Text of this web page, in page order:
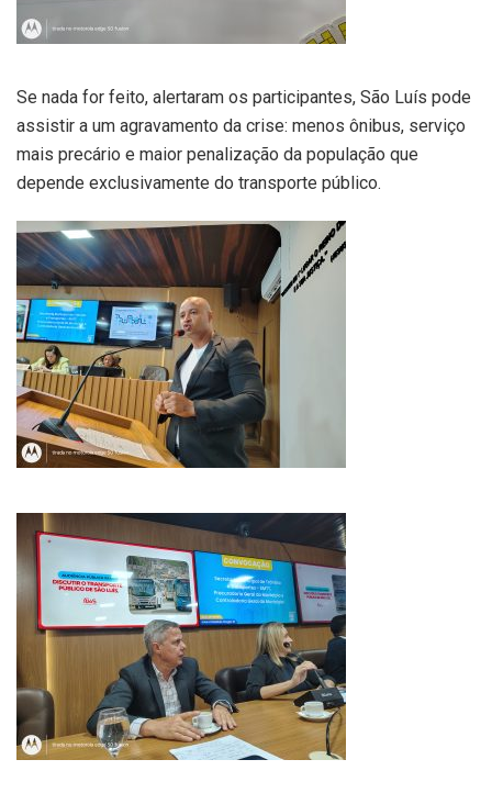
Se nada for feito, alertaram os participantes, São Luís pode
assistir a um agravamento da crise: menos ônibus, serviço
mais precário e maior penalização da população que
depende exclusivamente do transporte público.